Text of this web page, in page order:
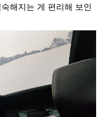
해지는 게 편리해 보인